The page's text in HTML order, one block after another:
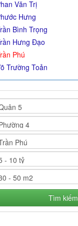
Văn Trị
Hưng
Bình Trọng
Hưng Đạo
Phú
Trường Toản
Tìm kiếm